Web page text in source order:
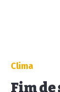
Clima
Fim de